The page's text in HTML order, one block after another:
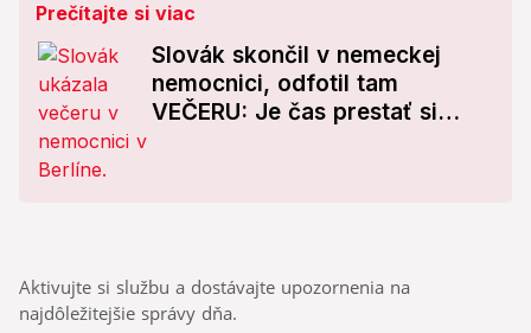
Prečítajte si viac
Slovák skončil v nemeckej
nemocnici, odfotil tam
VEČERU: Je čas prestať si
Aktivujte si službu a dostávajte upozornenia na
najdôležitejšie správy dňa.